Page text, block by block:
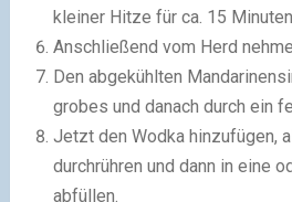
kleiner Hitze für ca. 15
Anschließend vom Herd
Den abgekühlten
grobes und danach durch ein
Jetzt den Wodka hinzufügen,
durchrühren und dann in eine
abfüllen.